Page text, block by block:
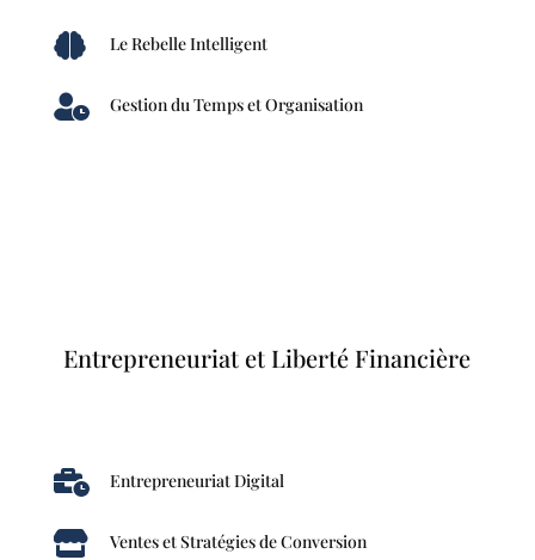
 Le Rebelle Intelligent
 Gestion du Temps et Organisation
Entrepreneuriat et Liberté Financière
 Entrepreneuriat Digital
 Ventes et Stratégies de Conversion